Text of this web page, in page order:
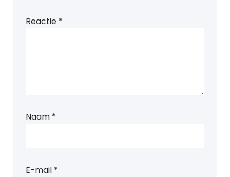
Reactie *
Naam *
E-mail *